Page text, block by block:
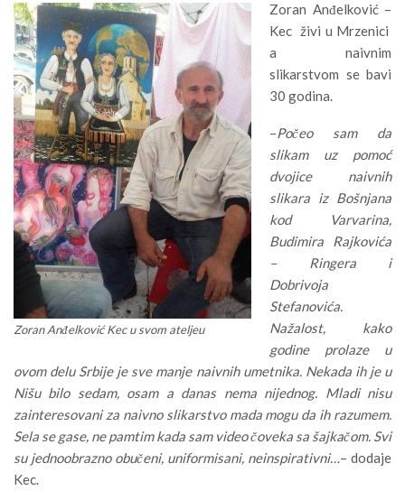
Zoran Anđelković Kec u svom ateljeu
Zoran Anđelković –
Kec živi u Mrzenici
a naivnim
slikarstvom se bavi
30 godina.
–Počeo sam da
slikam uz pomoć
dvojice naivnih
slikara iz Bošnjana
kod Varvarina,
Budimira Rajkovića
– Ringera i
Dobrivoja
Stefanovića.
Nažalost, kako
godine prolaze u
ovom delu Srbije je sve manje naivnih umetnika. Nekada ih je u
Nišu bilo sedam, osam a danas nema nijednog. Mladi nisu
zainteresovani za naivno slikarstvo mada mogu da ih razumem.
Sela se gase, ne pamtim kada sam video čoveka sa šajkačom. Svi
su jednoobrazno obučeni, uniformisani, neinspirativni…– dodaje
Kec.